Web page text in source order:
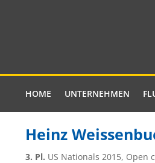
HOME UNTERNEHMEN
Heinz
3. Pl. US Nationals 2015, Open